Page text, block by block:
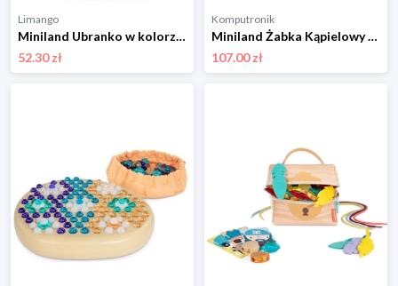
Limango
Miniland Ubranko w kolorze biało-zielono-żółtym dla lalki - 3+ rozmiar: onesize
52.30 zł
Komputronik
Miniland Żabka Kąpielowy i Pokojowy z Zegarem ML89337
107.00 zł